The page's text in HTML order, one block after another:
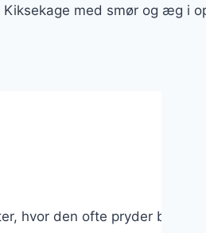
Kiksekage med smør og æg i
hvor den ofte pryder